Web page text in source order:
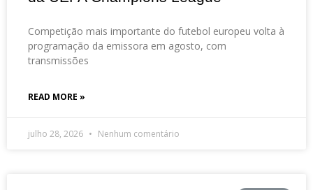
Competição mais importante do futebol europeu volta à
programação da emissora em agosto, com
transmissões
READ MORE »
julho 28, 2026 Nenhum comentário